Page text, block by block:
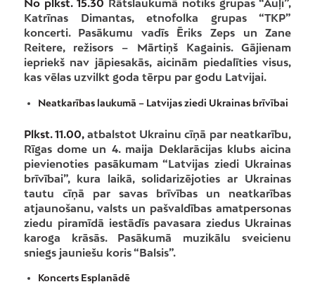
No plkst. 15.30 Rātslaukumā notiks grupas “Auļi”,
Katrīnas Dimantas, etnofolka grupas “TKP”
koncerti. Pasākumu vadīs Ēriks Zeps un Zane
Reitere, režisors – Mārtiņš Kagainis. Gājienam
iepriekš nav jāpiesakās, aicinām piedalīties visus,
kas vēlas uzvilkt goda tērpu par godu Latvijai.
Neatkarības laukumā – Latvijas ziedi Ukrainas brīvībai
Plkst. 11.00, atbalstot Ukrainu cīņā par neatkarību,
Rīgas dome un 4. maija Deklarācijas klubs aicina
pievienoties pasākumam “Latvijas ziedi Ukrainas
brīvībai”, kura laikā, solidarizējoties ar Ukrainas
tautu cīņā par savas brīvības un neatkarības
atjaunošanu, valsts un pašvaldības amatpersonas
ziedu piramīdā iestādīs pavasara ziedus Ukrainas
karoga krāsās. Pasākumā muzikālu sveicienu
sniegs jauniešu koris “Balsis”.
Koncerts Esplanādē